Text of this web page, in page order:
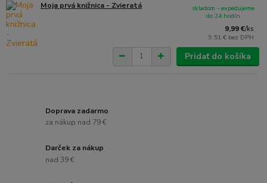
Moja prvá knižnica - Zvieratá
9,99 €/ks
9,51 € bez DPH
skladom - expedujeme
do 24 hodín
Pridať do košíka
Doprava zadarmo
za nákup nad 79 €
Darček za nákup
nad 39 €